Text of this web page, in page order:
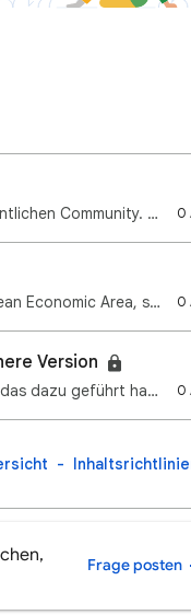
Hallo, die Kontowiederherstellung ist ein häufig diskutiertes Thema in der öffentlichen Community. U… 0
Hey Search Community, We re beginning to roll out AI Overviews in the European Economic Area, starti… 0
Version
Liebe Community der Google Suche, vor Kurzem ist ein Problem aufgetreten, das dazu geführt hat, dass… 0
Frage posten